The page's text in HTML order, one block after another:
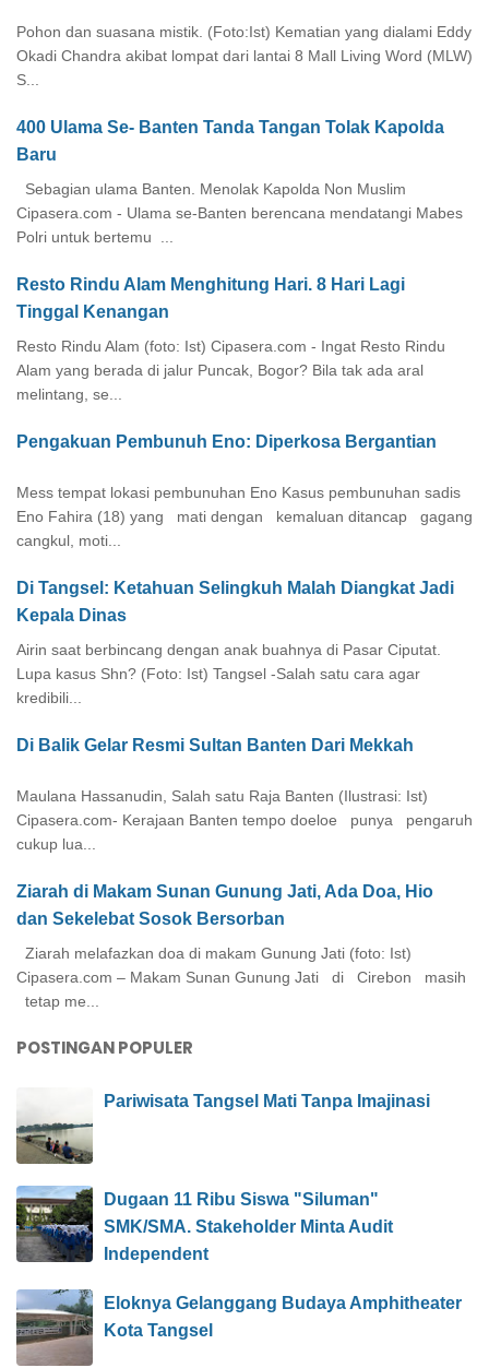
Pohon dan suasana mistik. (Foto:Ist) Kematian yang dialami Eddy
Okadi Chandra akibat lompat dari lantai 8 Mall Living Word (MLW)
S...
400 Ulama Se- Banten Tanda Tangan Tolak Kapolda
Baru
Sebagian ulama Banten. Menolak Kapolda Non Muslim
Cipasera.com - Ulama se-Banten berencana mendatangi Mabes
Polri untuk bertemu ...
Resto Rindu Alam Menghitung Hari. 8 Hari Lagi
Tinggal Kenangan
Resto Rindu Alam (foto: Ist) Cipasera.com - Ingat Resto Rindu
Alam yang berada di jalur Puncak, Bogor? Bila tak ada aral
melintang, se...
Pengakuan Pembunuh Eno: Diperkosa Bergantian
Mess tempat lokasi pembunuhan Eno Kasus pembunuhan sadis
Eno Fahira (18) yang mati dengan kemaluan ditancap gagang
cangkul, moti...
Di Tangsel: Ketahuan Selingkuh Malah Diangkat Jadi
Kepala Dinas
Airin saat berbincang dengan anak buahnya di Pasar Ciputat.
Lupa kasus Shn? (Foto: Ist) Tangsel -Salah satu cara agar
kredibili...
Di Balik Gelar Resmi Sultan Banten Dari Mekkah
Maulana Hassanudin, Salah satu Raja Banten (Ilustrasi: Ist)
Cipasera.com- Kerajaan Banten tempo doeloe punya pengaruh
cukup lua...
Ziarah di Makam Sunan Gunung Jati, Ada Doa, Hio
dan Sekelebat Sosok Bersorban
Ziarah melafazkan doa di makam Gunung Jati (foto: Ist)
Cipasera.com – Makam Sunan Gunung Jati di Cirebon masih
tetap me...
POSTINGAN POPULER
Pariwisata Tangsel Mati Tanpa Imajinasi
Dugaan 11 Ribu Siswa "Siluman"
SMK/SMA. Stakeholder Minta Audit
Independent
Eloknya Gelanggang Budaya Amphitheater
Kota Tangsel